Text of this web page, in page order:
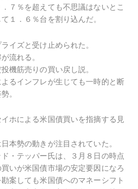
７％を超えても不思議はないとこ
１．６％台を割り込んだ。
イズと受け止められた。
流れる。
機筋売りの買い戻し説。
るインフレが生じても一時的と断
。
ホによる米国債買いを指摘する見
本勢の動きが注目されていた。
・テッパー氏は、３月８日の時点
いが米国債市場の安定要因になろ
案しても米国債へのマネーシフト